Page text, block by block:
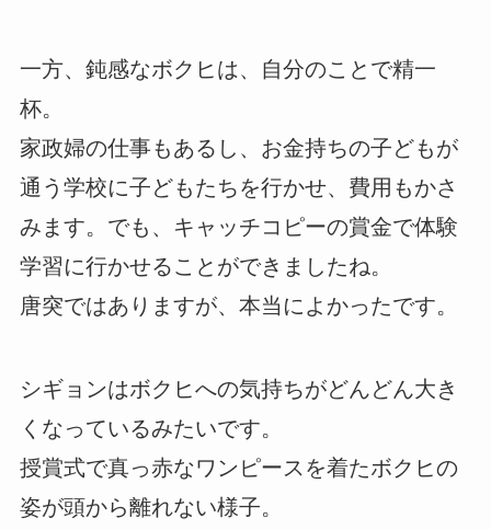
一方、鈍感なボクヒは、自分のことで精一
杯。
家政婦の仕事もあるし、お金持ちの子どもが
通う学校に子どもたちを行かせ、費用もかさ
みます。でも、キャッチコピーの賞金で体験
学習に行かせることができましたね。
唐突ではありますが、本当によかったです。
シギョンはボクヒへの気持ちがどんどん大き
くなっているみたいです。
授賞式で真っ赤なワンピースを着たボクヒの
姿が頭から離れない様子。